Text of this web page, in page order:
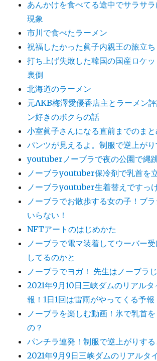
あんかけを食べてる途中でサラサラ
現象
市川で食べたラーメン
祝福したかった眞子内親王の旅立ち
打ち上げ失敗した韓国の国産ロケ
裏側
北海道のラーメン
元AKB梅澤愛優香店主とラーメン
ン好きのボクらの話
小室眞子さんになる直前までのまと
パンツが見えるよ。制服で逆上がり
youtuberノーブラで夜の公園で縄
ノーブラyoutuber保冷剤で乳首を
ノーブラyoutuber生着替えですっ
ノーブラでお散歩する女の子！ブ
いらない！
NFTアートのはじめかた
ノーブラで電マ装着してウーバー
してるのかと
ノーブラでヨガ！ 先生はノーブラ
2021年9月10日三峡ダムのリアルタ
報！1日1回は雷雨がやってくる予報
ノーブラを楽しむ動画！氷で乳首
の？
パンチラ連発！制服で逆上がりす
2021年9月9日三峡ダムのリアルタ